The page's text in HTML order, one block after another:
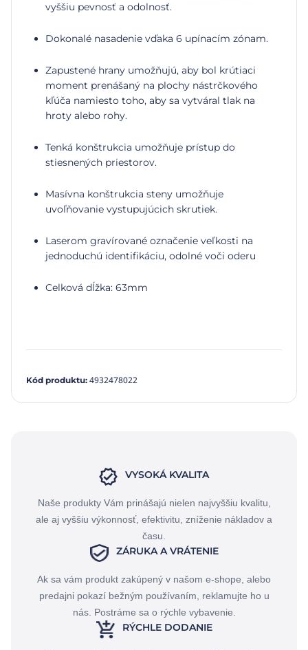
vyššiu pevnosť a odolnosť.
Dokonalé nasadenie vďaka 6 upínacím zónam.
Zapustené hrany umožňujú, aby bol krútiaci
moment prenášaný na plochy nástrčkového
kľúča namiesto toho, aby sa vytváral tlak na
hroty alebo rohy.
Tenká konštrukcia umožňuje prístup do
stiesnených priestorov.
Masívna konštrukcia steny umožňuje
uvoľňovanie vystupujúcich skrutiek.
Laserom gravírované označenie veľkosti na
jednoduchú identifikáciu, odolné voči oderu
Celková dĺžka: 63mm
Kód produktu: 4932478022
VYSOKÁ KVALITA
Naše produkty Vám prinášajú nielen najvyššiu kvalitu,
ale aj vyššiu výkonnosť, efektivitu, zníženie nákladov a
času.
ZÁRUKA A VRÁTENIE
Ak sa vám produkt zakúpený v našom e-shope, alebo
predajni pokazí bežným používaním, reklamujte ho u
nás. Postráme sa o rýchle vybavenie.
RÝCHLE DODANIE